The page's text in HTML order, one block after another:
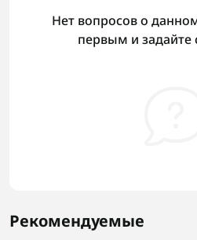
Нет вопросов о
первым и задайте
Рекомендуемые